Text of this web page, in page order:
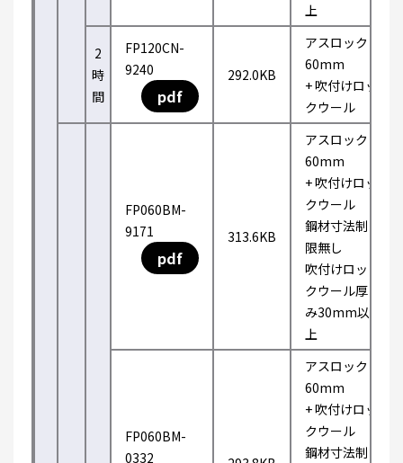
上
2
時
間
FP120CN-
9240
pdf
292.0KB
アスロック
60mm
+ 吹付けロッ
クウール
FP060BM-
9171
pdf
313.6KB
アスロック
60mm
+ 吹付けロッ
クウール
鋼材寸法制
限無し
吹付けロッ
クウール厚
み30mm以
上
FP060BM-
0332
アスロック
60mm
+ 吹付けロッ
クウール
鋼材寸法制